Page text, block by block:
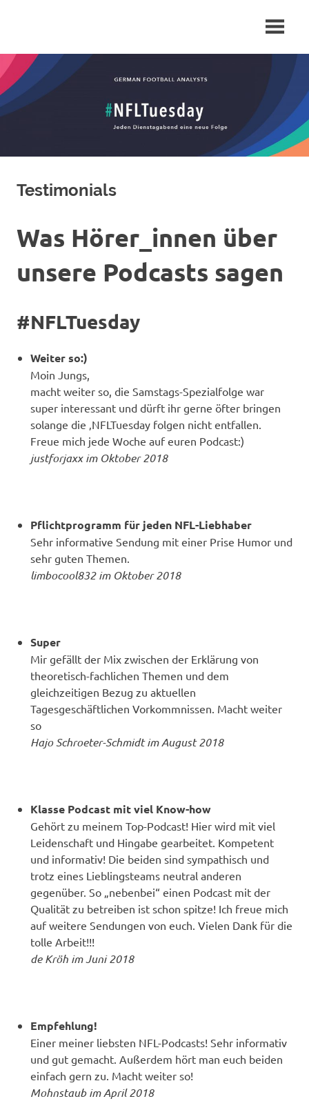
Football
Analysts
Netzwerk
zu
allen
Themen
Testimonials
Was Hörer_innen über
unsere Podcasts sagen
#NFLTuesday
Weiter so:)
Moin Jungs,
macht weiter so, die Samstags-Spezialfolge war
super interessant und dürft ihr gerne öfter bringen
solange die ‚NFLTuesday folgen nicht entfallen.
Freue mich jede Woche auf euren Podcast:)
justforjaxx im Oktober 2018
Pflichtprogramm für jeden NFL-Liebhaber
Sehr informative Sendung mit einer Prise Humor und
sehr guten Themen.
limbocool832 im Oktober 2018
Super
Mir gefällt der Mix zwischen der Erklärung von
theoretisch-fachlichen Themen und dem
gleichzeitigen Bezug zu aktuellen
Tagesgeschäftlichen Vorkommnissen. Macht weiter
so
Hajo Schroeter-Schmidt im August 2018
Klasse Podcast mit viel Know-how
Gehört zu meinem Top-Podcast! Hier wird mit viel
Leidenschaft und Hingabe gearbeitet. Kompetent
und informativ! Die beiden sind sympathisch und
trotz eines Lieblingsteams neutral anderen
gegenüber. So „nebenbei“ einen Podcast mit der
Qualität zu betreiben ist schon spitze! Ich freue mich
auf weitere Sendungen von euch. Vielen Dank für die
tolle Arbeit!!!
de Kröh im Juni 2018
Empfehlung!
Einer meiner liebsten NFL-Podcasts! Sehr informativ
und gut gemacht. Außerdem hört man euch beiden
einfach gern zu. Macht weiter so!
Mohnstaub im April 2018